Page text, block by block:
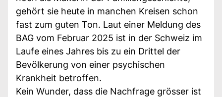
gehört sie heute in manchen Kreisen schon
fast zum guten Ton. Laut einer Meldung des
BAG vom Februar 2025 ist in der Schweiz im
Laufe eines Jahres bis zu ein Drittel der
Bevölkerung von einer psychischen
Krankheit betroffen.
Kein Wunder, dass die Nachfrage grösser ist